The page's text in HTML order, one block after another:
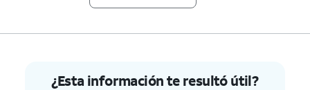
¿Esta información te resultó útil?